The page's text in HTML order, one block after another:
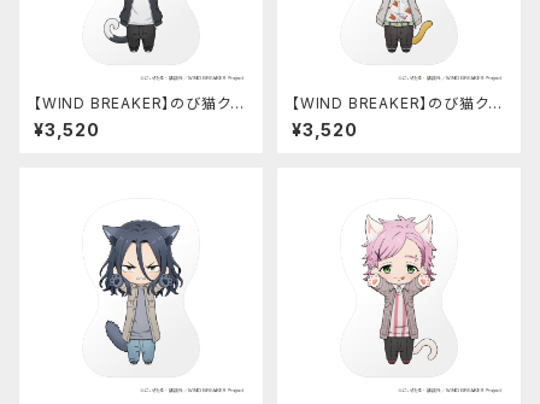
【WIND BREAKER】のび猫クッ
ション（桜 遥）
¥3,520
【WIND BREAKER】のび猫クッ
ション（楡井 秋彦）
¥3,520